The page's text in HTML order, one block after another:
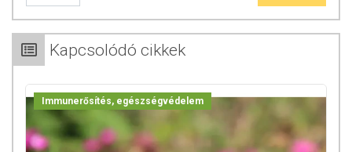
Kapcsolódó cikkek
Immunerősítés, egészségvédelem